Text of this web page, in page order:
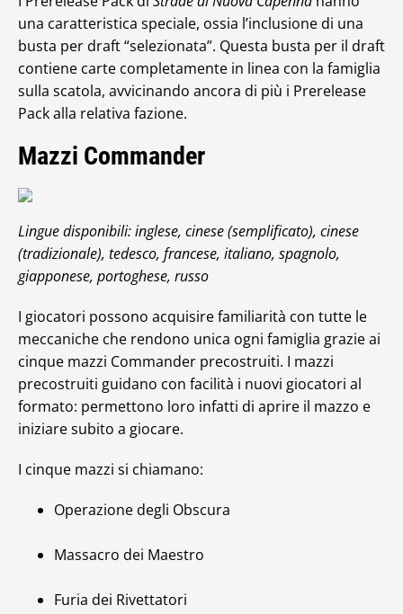
una caratteristica speciale, ossia l’inclusione di una
busta per draft “selezionata”. Questa busta per il draft
contiene carte completamente in linea con la famiglia
sulla scatola, avvicinando ancora di più i Prerelease
Pack alla relativa fazione.
Mazzi Commander
Lingue disponibili: inglese, cinese (semplificato), cinese
(tradizionale), tedesco, francese, italiano, spagnolo,
giapponese, portoghese, russo
I giocatori possono acquisire familiarità con tutte le
meccaniche che rendono unica ogni famiglia grazie ai
cinque mazzi Commander precostruiti. I mazzi
precostruiti guidano con facilità i nuovi giocatori al
formato: permettono loro infatti di aprire il mazzo e
iniziare subito a giocare.
I cinque mazzi si chiamano:
Operazione degli Obscura
Massacro dei Maestro
Furia dei Rivettatori